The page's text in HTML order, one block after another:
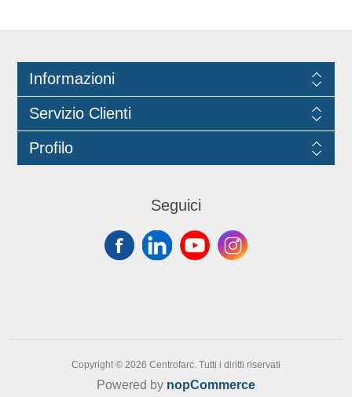
Informazioni
Servizio Clienti
Profilo
Seguici
Copyright © 2026 Centrofarc. Tutti i diritti riservati
Powered by nopCommerce